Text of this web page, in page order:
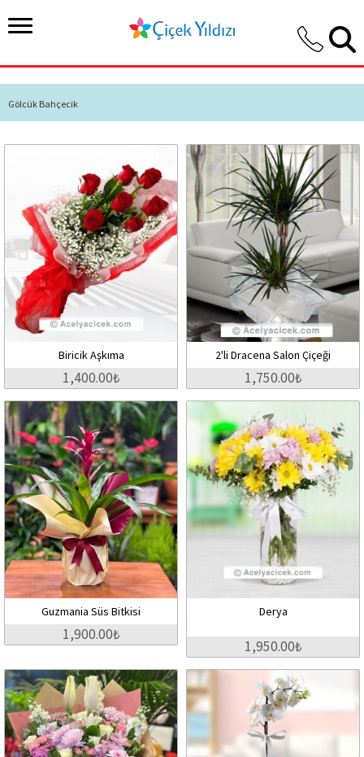
Gölcük Bahçecik
Biricik Aşkıma
1,400.00₺
2'li Dracena Salon Çiçeği
1,750.00₺
Guzmania Süs Bitkisi
1,900.00₺
Derya
1,950.00₺